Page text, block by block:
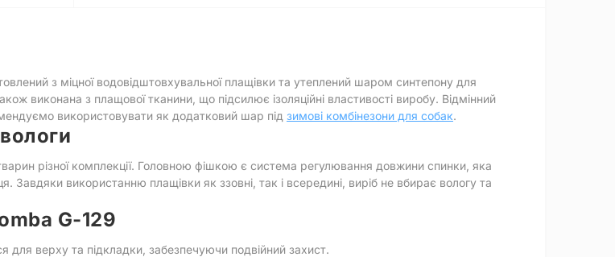
з міцної водовідштовхувальної плащівки та утеплений шаром синтепону для
виконана з плащової тканини, що підсилює ізоляційні властивості виробу. Відмінний
використовувати як додатковий шар під зимові комбінезони для собак.
різної комплекції. Головною фішкою є система регулювання довжини спинки, яка
Завдяки використанню плащівки як ззовні, так і всередині, виріб не вбирає вологу та
G-129
для верху та підкладки, забезпечуючи подвійний захист.